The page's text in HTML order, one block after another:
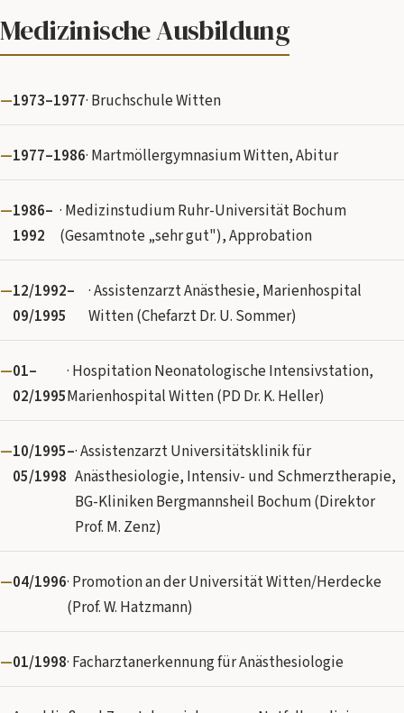
Medizinische Ausbildung
1973–1977· Bruchschule Witten
1977–1986· Martmöllergymnasium Witten, Abitur
1986–
1992
· Medizinstudium Ruhr-Universität Bochum
(Gesamtnote „sehr gut"), Approbation
12/1992–
09/1995
· Assistenzarzt Anästhesie, Marienhospital
Witten (Chefarzt Dr. U. Sommer)
01–
02/1995
· Hospitation Neonatologische Intensivstation,
Marienhospital Witten (PD Dr. K. Heller)
10/1995–
05/1998
· Assistenzarzt Universitätsklinik für
Anästhesiologie, Intensiv- und Schmerztherapie,
BG-Kliniken Bergmannsheil Bochum (Direktor
Prof. M. Zenz)
04/1996· Promotion an der Universität Witten/Herdecke
(Prof. W. Hatzmann)
01/1998· Facharztanerkennung für Anästhesiologie